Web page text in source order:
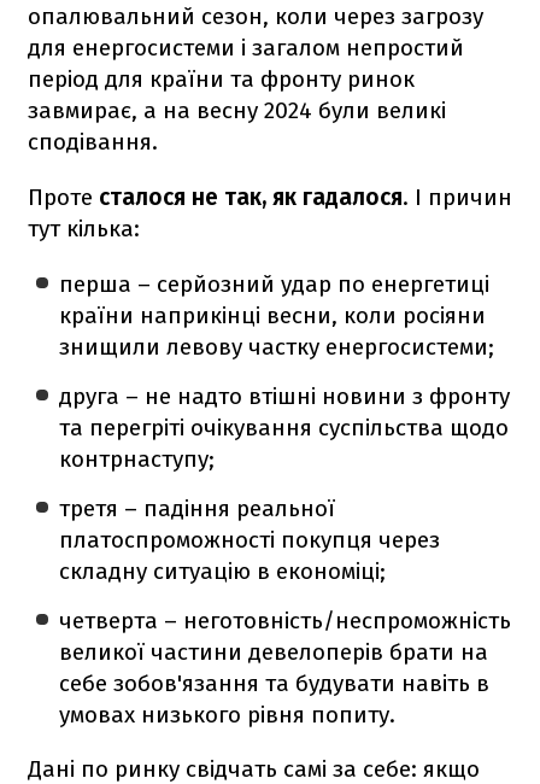
опалювальний сезон, коли через загрозу
для енергосистеми і загалом непростий
період для країни та фронту ринок
завмирає, а на весну 2024 були великі
сподівання.
Проте сталося не так, як гадалося. І причин
тут кілька:
перша – серйозний удар по енергетиці
країни наприкінці весни, коли росіяни
знищили левову частку енергосистеми;
друга – не надто втішні новини з фронту
та перегріті очікування суспільства щодо
контрнаступу;
третя – падіння реальної
платоспроможності покупця через
складну ситуацію в економіці;
четверта – неготовність/неспроможність
великої частини девелоперів брати на
себе зобов'язання та будувати навіть в
умовах низького рівня попиту.
Дані по ринку свідчать самі за себе: якщо